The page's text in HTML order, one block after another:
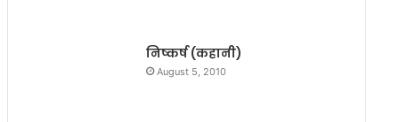
निष्कर्ष (कहानी)
August 5, 2010